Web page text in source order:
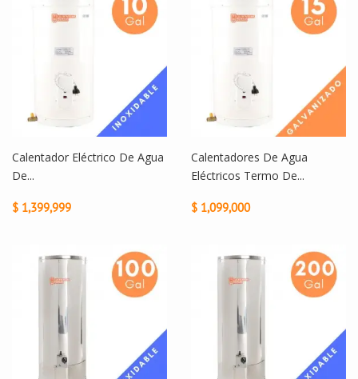
Calentador Eléctrico De Agua
De...
$ 1,399,999
Calentadores De Agua
Eléctricos Termo De...
$ 1,099,000